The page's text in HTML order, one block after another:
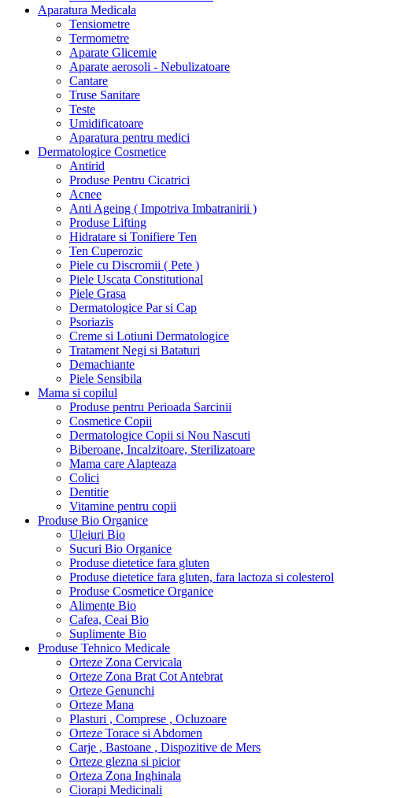
Aparatura Medicala
Tensiometre
Termometre
Aparate Glicemie
Aparate aerosoli - Nebulizatoare
Cantare
Truse Sanitare
Teste
Umidificatoare
Aparatura pentru medici
Dermatologice Cosmetice
Antirid
Produse Pentru Cicatrici
Acnee
Anti Ageing ( Impotriva Imbatranirii )
Produse Lifting
Hidratare si Tonifiere Ten
Ten Cuperozic
Piele cu Discromii ( Pete )
Piele Uscata Constitutional
Piele Grasa
Dermatologice Par si Cap
Psoriazis
Creme si Lotiuni Dermatologice
Tratament Negi si Bataturi
Demachiante
Piele Sensibila
Mama si copilul
Produse pentru Perioada Sarcinii
Cosmetice Copii
Dermatologice Copii si Nou Nascuti
Biberoane, Incalzitoare, Sterilizatoare
Mama care Alapteaza
Colici
Dentitie
Vitamine pentru copii
Produse Bio Organice
Uleiuri Bio
Sucuri Bio Organice
Produse dietetice fara gluten
Produse dietetice fara gluten, fara lactoza si colesterol
Produse Cosmetice Organice
Alimente Bio
Cafea, Ceai Bio
Suplimente Bio
Produse Tehnico Medicale
Orteze Zona Cervicala
Orteze Zona Brat Cot Antebrat
Orteze Genunchi
Orteze Mana
Plasturi , Comprese , Ocluzoare
Orteze Torace si Abdomen
Carje , Bastoane , Dispozitive de Mers
Orteze glezna si picior
Orteza Zona Inghinala
Ciorapi Medicinali